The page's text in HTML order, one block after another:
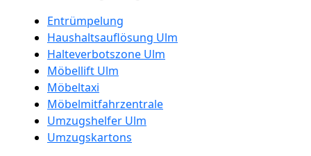
Entrümpelung
Haushaltsauflösung Ulm
Halteverbotszone Ulm
Möbellift Ulm
Möbeltaxi
Möbelmitfahrzentrale
Umzugshelfer Ulm
Umzugskartons